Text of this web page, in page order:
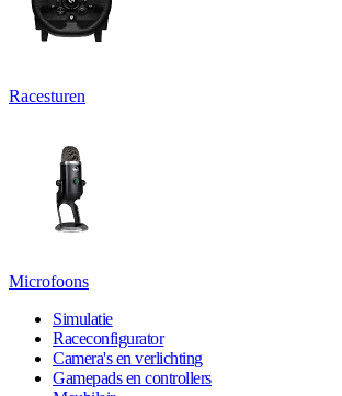
Racesturen
Microfoons
Simulatie
Raceconfigurator
Camera's en verlichting
Gamepads en controllers